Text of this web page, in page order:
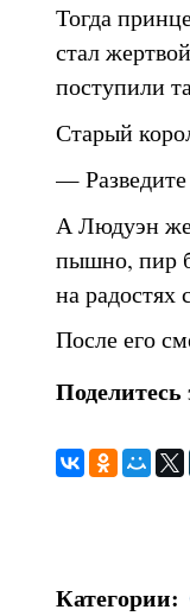
Тогда
стал
поступили
Старый
— Разведите
А Людуэн
пышно, пир
на радостях
После его
Категории: